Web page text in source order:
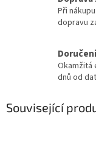
Při
dopravu
Okamžitá
dnů od
Související